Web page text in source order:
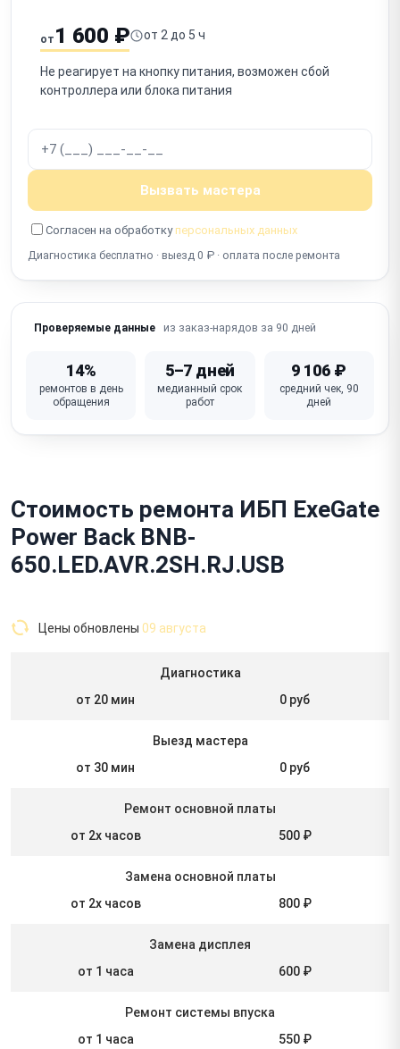
Срабатывает защита Запах гари
Не включается после отключения
от 1 600 ₽ от 2 до 5 ч
Не реагирует на кнопку питания, возможен сбой
контроллера или блока питания
Вызвать мастера
Согласен на обработку персональных данных
Диагностика бесплатно · выезд 0 ₽ · оплата после ремонта
Проверяемые данные из заказ-нарядов за 90 дней
14%
ремонтов в день
обращения
5–7 дней
медианный срок
работ
9 106 ₽
средний чек, 90
дней
Стоимость ремонта ИБП ExeGate
Power Back BNB-
650.LED.AVR.2SH.RJ.USB
Цены обновлены 09 августа
Диагностика
от 20 мин
0 руб
Выезд мастера
от 30 мин
0 руб
Ремонт основной платы
от 2х часов
500 ₽
Замена основной платы
от 2х часов
800 ₽
Замена дисплея
от 1 часа
600 ₽
Ремонт системы впуска
от 1 часа
550 ₽